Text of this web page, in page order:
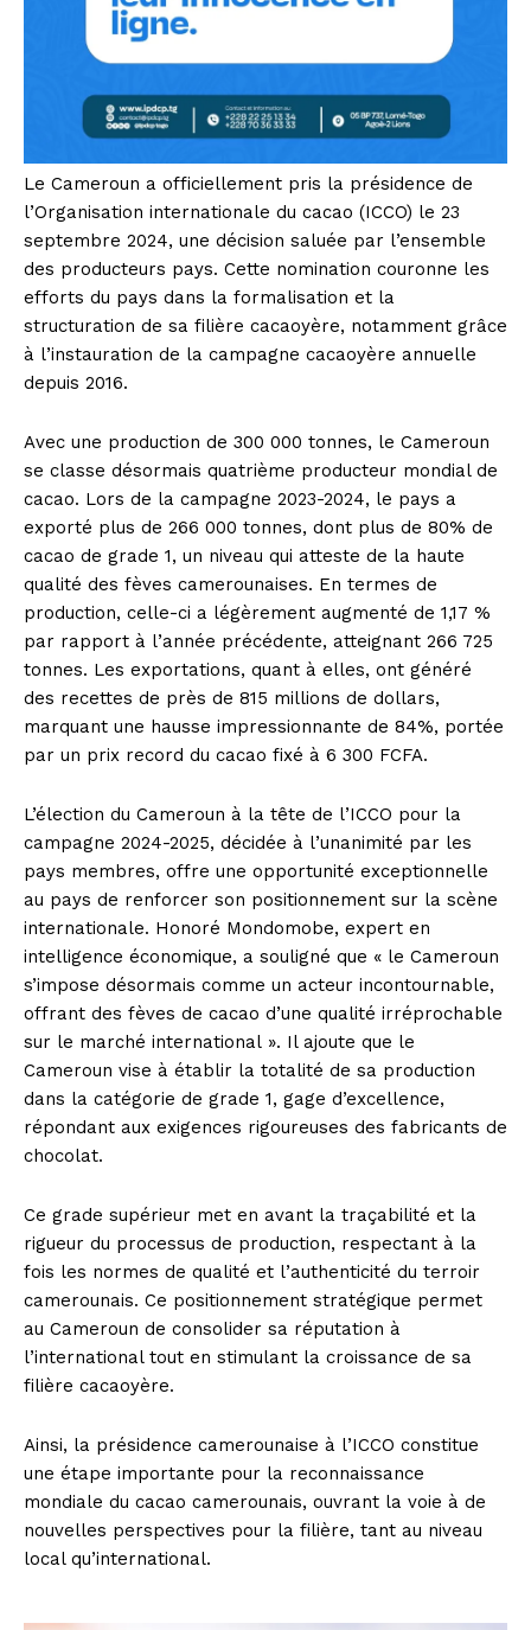
Le Cameroun a officiellement pris la présidence de
l’Organisation internationale du cacao (ICCO) le 23
septembre 2024, une décision saluée par l’ensemble
des producteurs pays. Cette nomination couronne les
efforts du pays dans la formalisation et la
structuration de sa filière cacaoyère, notamment grâce
à l’instauration de la campagne cacaoyère annuelle
depuis 2016.
Avec une production de 300 000 tonnes, le Cameroun
se classe désormais quatrième producteur mondial de
cacao. Lors de la campagne 2023-2024, le pays a
exporté plus de 266 000 tonnes, dont plus de 80% de
cacao de grade 1, un niveau qui atteste de la haute
qualité des fèves camerounaises. En termes de
production, celle-ci a légèrement augmenté de 1,17 %
par rapport à l’année précédente, atteignant 266 725
tonnes. Les exportations, quant à elles, ont généré
des recettes de près de 815 millions de dollars,
marquant une hausse impressionnante de 84%, portée
par un prix record du cacao fixé à 6 300 FCFA.
L’élection du Cameroun à la tête de l’ICCO pour la
campagne 2024-2025, décidée à l’unanimité par les
pays membres, offre une opportunité exceptionnelle
au pays de renforcer son positionnement sur la scène
internationale. Honoré Mondomobe, expert en
intelligence économique, a souligné que « le Cameroun
s’impose désormais comme un acteur incontournable,
offrant des fèves de cacao d’une qualité irréprochable
sur le marché international ». Il ajoute que le
Cameroun vise à établir la totalité de sa production
dans la catégorie de grade 1, gage d’excellence,
répondant aux exigences rigoureuses des fabricants de
chocolat.
Ce grade supérieur met en avant la traçabilité et la
rigueur du processus de production, respectant à la
fois les normes de qualité et l’authenticité du terroir
camerounais. Ce positionnement stratégique permet
au Cameroun de consolider sa réputation à
l’international tout en stimulant la croissance de sa
filière cacaoyère.
Ainsi, la présidence camerounaise à l’ICCO constitue
une étape importante pour la reconnaissance
mondiale du cacao camerounais, ouvrant la voie à de
nouvelles perspectives pour la filière, tant au niveau
local qu’international.